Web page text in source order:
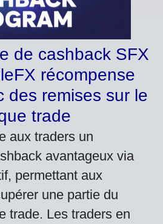
de cashback SFX
récompense
des remises sur le
trade
aux traders un
avantageux via
permettant aux
une partie du
trade. Les traders en